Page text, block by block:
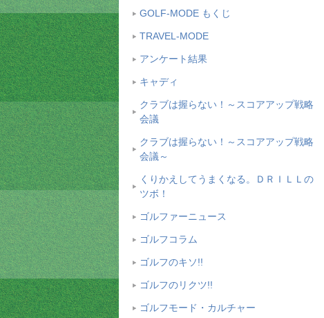
GOLF-MODE もくじ
TRAVEL-MODE
アンケート結果
キャディ
クラブは握らない！～スコアアップ戦略
会議
クラブは握らない！～スコアアップ戦略
会議～
くりかえしてうまくなる。ＤＲＩＬＬの
ツボ！
ゴルファーニュース
ゴルフコラム
ゴルフのキソ!!
ゴルフのリクツ!!
ゴルフモード・カルチャー